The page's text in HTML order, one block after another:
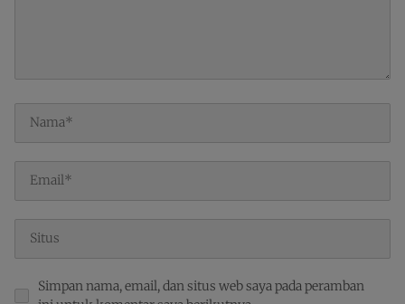
Simpan nama, email, dan situs web saya pada peramban